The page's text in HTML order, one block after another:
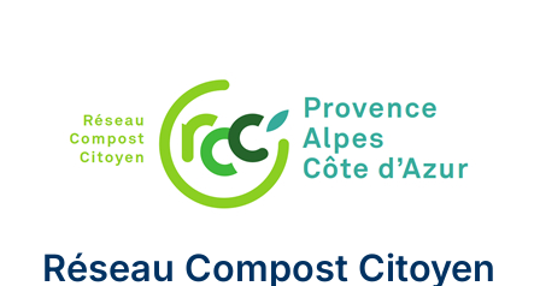
Réseau Compost Citoyen